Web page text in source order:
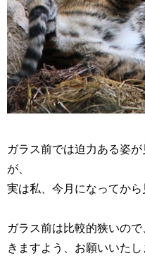
ガラス前では迫力ある姿
が、
実は私、今月になってか
ガラス前は比較的狭いの
きますよう、お願いいたし